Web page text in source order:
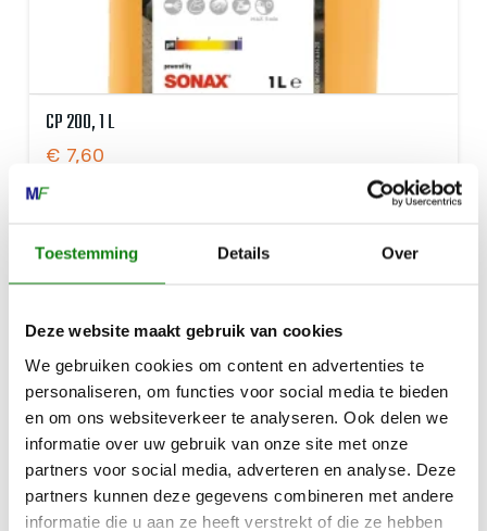
Toestemming Details Over
Deze website maakt gebruik van cookies
We gebruiken cookies om content en advertenties te
personaliseren, om functies voor social media te bieden
en om ons websiteverkeer te analyseren. Ook delen we
informatie over uw gebruik van onze site met onze
partners voor social media, adverteren en analyse. Deze
partners kunnen deze gegevens combineren met andere
informatie die u aan ze heeft verstrekt of die ze hebben
CP 200, 1 L
€ 7,60